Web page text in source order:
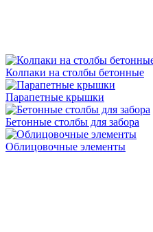
Колпаки на столбы бетонные
Парапетные крышки
Бетонные столбы для забора
Облицовочные элементы